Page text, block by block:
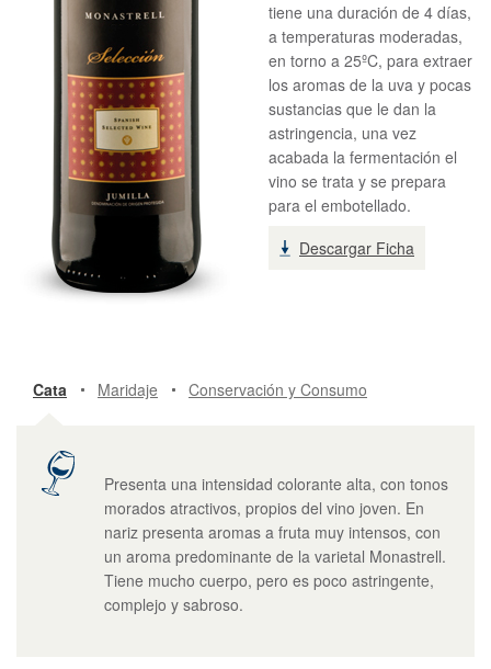
tiene una duración de 4 días,
a temperaturas moderadas,
en torno a 25ºC, para extraer
los aromas de la uva y pocas
sustancias que le dan la
astringencia, una vez
acabada la fermentación el
vino se trata y se prepara
para el embotellado.
Descargar Ficha
Cata Maridaje Conservación y Consumo
Presenta una intensidad colorante alta, con tonos
morados atractivos, propios del vino joven. En
nariz presenta aromas a fruta muy intensos, con
un aroma predominante de la varietal Monastrell.
Tiene mucho cuerpo, pero es poco astringente,
complejo y sabroso.